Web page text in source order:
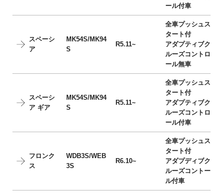
ール付車
スペーシ
ア
MK54S/MK94
S
R5.11~
全車プッシュス
タート付
アダプティブク
ルーズコントロ
ール無車
スペーシ
ア ギア
MK54S/MK94
S
R5.11~
全車プッシュス
タート付
アダプティブク
ルーズコントロ
ール付車
フロンク
ス
WDB3S/WEB
3S
R6.10~
全車プッシュス
タート付
アダプディブク
ルーズコントー
ル付車